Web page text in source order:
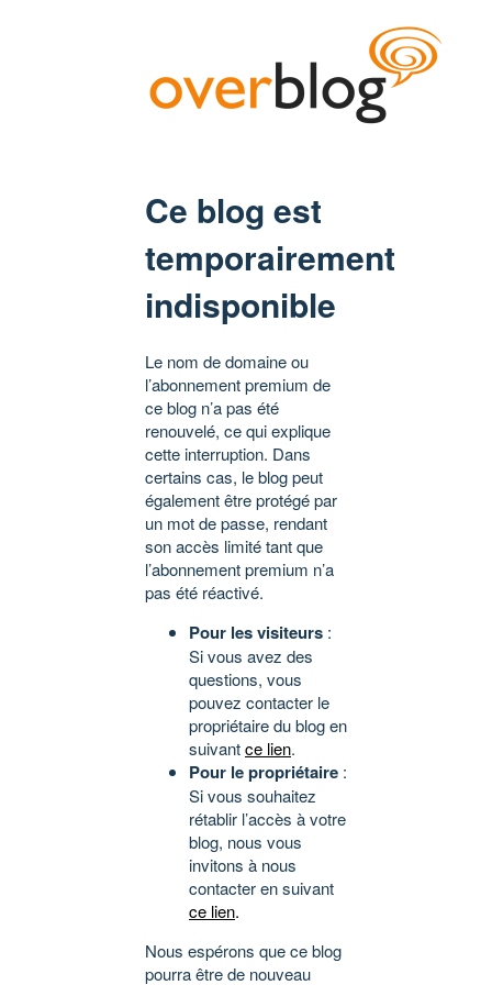
Ce blog est
temporairement
indisponible
Le nom de domaine ou
l’abonnement premium de
ce blog n’a pas été
renouvelé, ce qui explique
cette interruption. Dans
certains cas, le blog peut
également être protégé par
un mot de passe, rendant
son accès limité tant que
l’abonnement premium n’a
pas été réactivé.
Pour les visiteurs :
Si vous avez des
questions, vous
pouvez contacter le
propriétaire du blog en
suivantce lien.
Pour le propriétaire :
Si vous souhaitez
rétablir l’accès à votre
blog, nous vous
invitons à nous
contacter en suivant
ce lien.
Nous espérons que ce blog
pourra être de nouveau